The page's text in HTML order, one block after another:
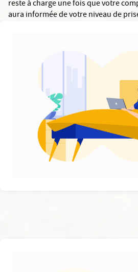
reste à charge une fois que votre
aura informée de votre niveau de